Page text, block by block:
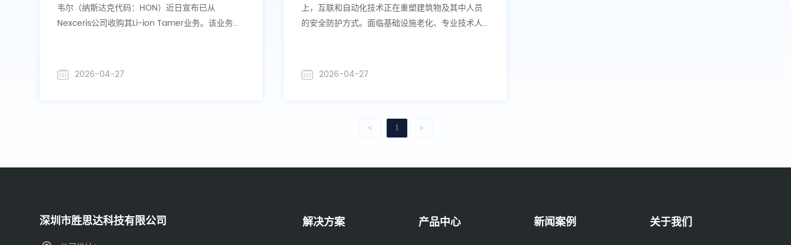
韦尔（纳斯达克代码：HON）近日宣布已从
Nexceris公司收购其Li-ion Tamer业务。该业务专
2026-04-27
上，互联和自动化技术正在重塑建筑物及其中人员
的安全防护方式。面临基础设施老化、专业技术人
体系 2026-04-27
< 1 >
深圳市胜思达科技有限公司 解决方案 产品中心 新闻案例 关于我们